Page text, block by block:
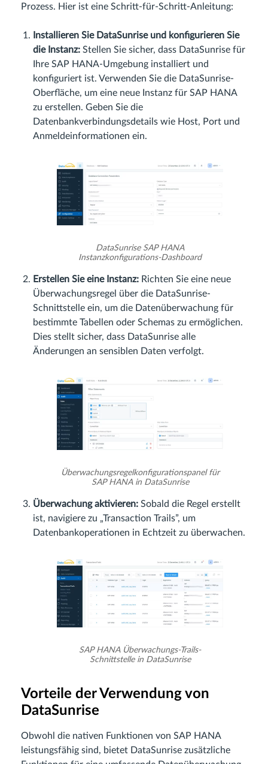
Prozess. Hier ist eine Schritt-für-Schritt-Anleitung:
Installieren Sie DataSunrise und konfigurieren Sie
die Instanz: Stellen Sie sicher, dass DataSunrise für
Ihre SAP HANA-Umgebung installiert und
konfiguriert ist. Verwenden Sie die DataSunrise-
Oberfläche, um eine neue Instanz für SAP HANA
zu erstellen. Geben Sie die
Datenbankverbindungsdetails wie Host, Port und
Anmeldeinformationen ein.
DataSunrise SAP HANA
Instanzkonfigurations-Dashboard
Erstellen Sie eine Instanz: Richten Sie eine neue
Überwachungsregel über die DataSunrise-
Schnittstelle ein, um die Datenüberwachung für
bestimmte Tabellen oder Schemas zu ermöglichen.
Dies stellt sicher, dass DataSunrise alle
Änderungen an sensiblen Daten verfolgt.
Überwachungsregelkonfigurationspanel für
SAP HANA in DataSunrise
Überwachung aktivieren: Sobald die Regel erstellt
ist, navigiere zu „Transaction Trails”, um
Datenbankoperationen in Echtzeit zu überwachen.
SAP HANA Überwachungs-Trails-
Schnittstelle in DataSunrise
Vorteile der Verwendung von
DataSunrise
Obwohl die nativen Funktionen von SAP HANA
leistungsfähig sind, bietet DataSunrise zusätzliche